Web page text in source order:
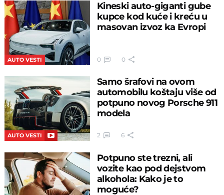
AUTO VESTI
Kineski auto-giganti gube
kupce kod kuće i kreću u
masovan izvoz ka Evropi
0 0
AUTO VESTI
Samo šrafovi na ovom
automobilu koštaju više od
potpuno novog Porsche 911
modela
2 6
Potpuno ste trezni, ali
vozite kao pod dejstvom
alkohola: Kako je to
moguće?